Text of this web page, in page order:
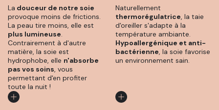
La douceur de notre soie
provoque moins de frictions.
La peau tire moins, elle est
plus lumineuse.
Contrairement à d'autre
matière, la soie est
hydrophobe, elle n'absorbe
pas vos soins, vous
permettant d'en profiter
toute la nuit !
Naturellement
thermorégulatrice, la taie
d'oreiller s'adapte à la
température ambiante.
Hypoallergénique et anti-
bactérienne, la soie favorise
un environnement sain.